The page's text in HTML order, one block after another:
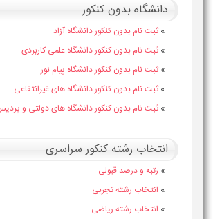
دانشگاه بدون کنکور
ثبت نام بدون کنکور دانشگاه آزاد
ثبت نام بدون کنکور دانشگاه علمی کاربردی
ثبت نام بدون کنکور دانشگاه پیام نور
ثبت نام بدون کنکور دانشگاه های غیرانتفاعی
ثبت نام بدون کنکور دانشگاه های دولتی و پردیس
انتخاب رشته کنکور سراسری
رتبه و درصد قبولی
انتخاب رشته تجربی
انتخاب رشته ریاضی